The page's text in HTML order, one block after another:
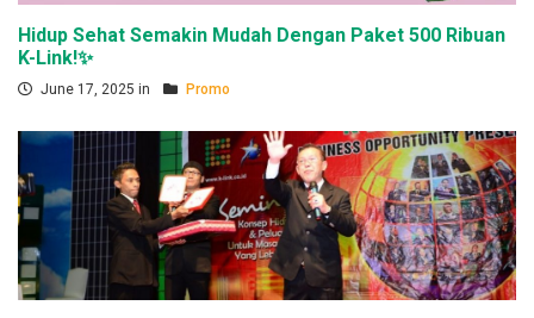
Hidup Sehat Semakin Mudah Dengan Paket 500 Ribuan
K-Link!✨
June 17, 2025 in Promo